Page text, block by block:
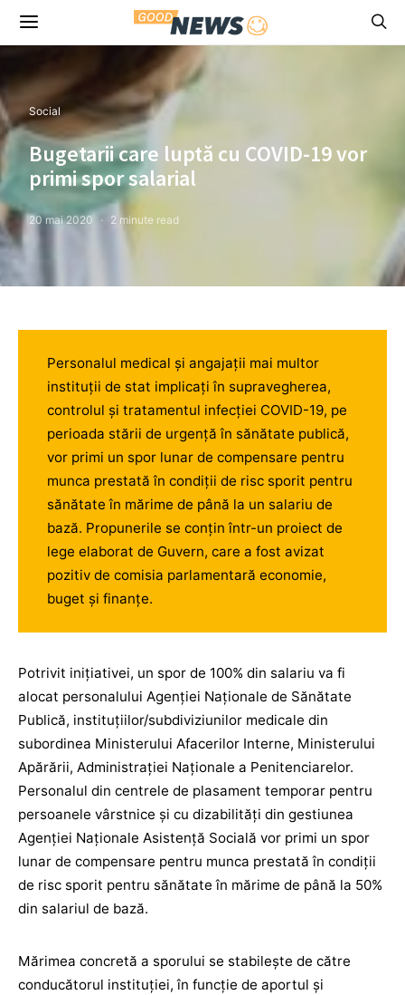
Social
Bugetarii care luptă cu COVID-19 vor
primi spor salarial
20 mai 2020 2 minute read
Personalul medical și angajații mai multor
instituții de stat implicați în supravegherea,
controlul și tratamentul infecției COVID-19, pe
perioada stării de urgență în sănătate publică,
vor primi un spor lunar de compensare pentru
munca prestată în condiții de risc sporit pentru
sănătate în mărime de până la un salariu de
bază. Propunerile se conțin într-un proiect de
lege elaborat de Guvern, care a fost avizat
pozitiv de comisia parlamentară economie,
buget și finanțe.
Potrivit inițiativei, un spor de 100% din salariu va fi
alocat personalului Agenției Naționale de Sănătate
Publică, instituțiilor/subdiviziunilor medicale din
subordinea Ministerului Afacerilor Interne, Ministerului
Apărării, Administrației Naționale a Penitenciarelor.
Personalul din centrele de plasament temporar pentru
persoanele vârstnice și cu dizabilități din gestiunea
Agenției Naționale Asistență Socială vor primi un spor
lunar de compensare pentru munca prestată în condiții
de risc sporit pentru sănătate în mărime de până la 50%
din salariul de bază.
Mărimea concretă a sporului se stabilește de către
conducătorul instituției, în funcție de aportul și